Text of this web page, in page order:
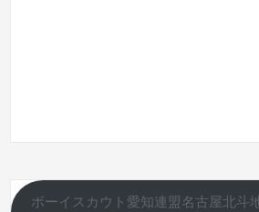
ボーイスカウト愛知連盟名古屋北斗